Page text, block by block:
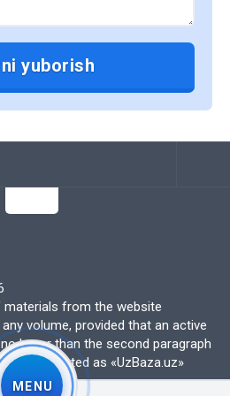
MENU
и какие преимущества
удобство
доступны для
иметь устройство с
для студентов, которые
движении или не имеют
с собой тяжелые
позволяют
находить нужную
функции поиска,
materials from the website
volume, provided that an active
lower than the second paragraph
is indicated as «UzBaza.uz»